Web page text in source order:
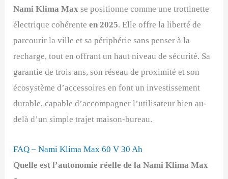
Nami Klima Maxse positionne comme une trottinette
électrique cohérenteen 2025. Elle offre la liberté de
parcourir la ville et sa périphérie sans penser à la
recharge, tout en offrant un haut niveau de sécurité. Sa
garantie de trois ans, son réseau de proximité et son
écosystème d’accessoires en font un investissement
durable, capable d’accompagner l’utilisateur bien au-
delà d’un simple trajet maison-bureau.
FAQ – Nami Klima Max 60 V 30 Ah
Quelle est l’autonomie réelle de la Nami Klima Max